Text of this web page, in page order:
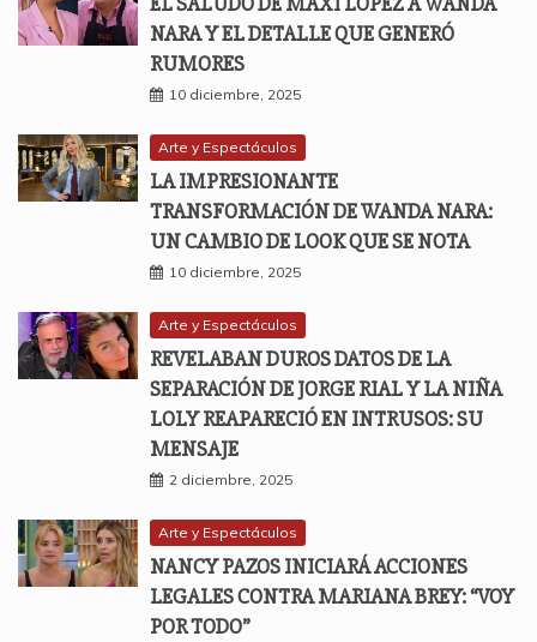
NARA Y EL DETALLE QUE GENERÓ
RUMORES
10 diciembre, 2025
Arte y Espectáculos
LA IMPRESIONANTE
TRANSFORMACIÓN DE WANDA NARA:
UN CAMBIO DE LOOK QUE SE NOTA
10 diciembre, 2025
Arte y Espectáculos
REVELABAN DUROS DATOS DE LA
SEPARACIÓN DE JORGE RIAL Y LA NIÑA
LOLY REAPARECIÓ EN INTRUSOS: SU
MENSAJE
2 diciembre, 2025
Arte y Espectáculos
NANCY PAZOS INICIARÁ ACCIONES
LEGALES CONTRA MARIANA BREY: “VOY
POR TODO”